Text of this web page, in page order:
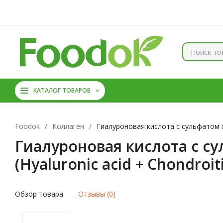
КАТАЛОГ ТОВАРОВ
МАГНИЙ
Foodok / Коллаген / Гиалуроновая кислота с
Гиалуроновая кислота с
(Hyaluronic acid +
Обзор товара Отзывы (0)